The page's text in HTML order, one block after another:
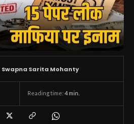
Reading time: 4 min.
Swapna Sarita Mohanty